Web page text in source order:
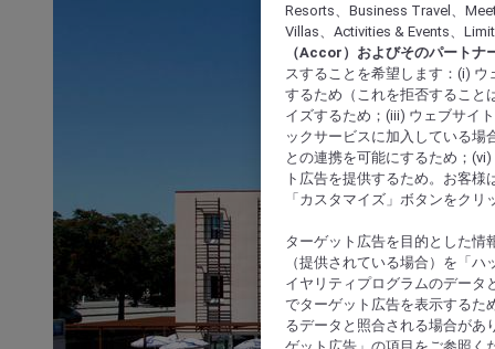
Resorts、Business Travel、
Villas、Activities & Events、
（Accor）およびそのパートナ
スすることを希望します：(i)
するため（これを拒否すること
イズするため；(iii) ウェブサイ
ックサービスに加入している場
との連携を可能にするため；
ト広告を提供するため。お客
「カスタマイズ」ボタンをク
ターゲット広告を目的とした情
（提供されている場合）を「
イヤリティプログラムのデータ
でターゲット広告を表示するた
るデータと照合される場合があ